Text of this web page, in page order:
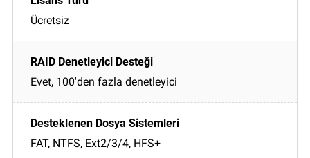
Ücretsiz
Evet, 100'den fazla denetleyici
FAT, NTFS, Ext2/3/4, HFS+